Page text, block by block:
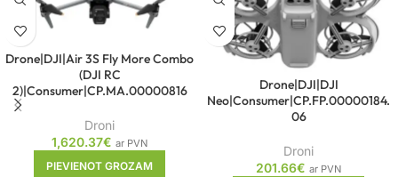
Drone|DJI|Air 3S Fly More Combo
(DJI RC
2)|Consumer|CP.MA.00000816
Droni
1,620.37€ ar PVN
PIEVIENOT GROZAM
Drone|DJI|DJI
Neo|Consumer|CP.FP.00000184.
06
Droni
201.66€ ar PVN